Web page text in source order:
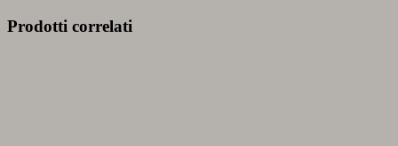
Prodotti correlati